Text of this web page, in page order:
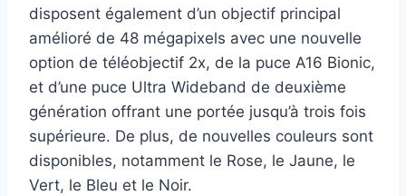
disposent également d’un objectif principal
amélioré de 48 mégapixels avec une nouvelle
option de téléobjectif 2x, de la puce A16 Bionic,
et d’une puce Ultra Wideband de deuxième
génération offrant une portée jusqu’à trois fois
supérieure. De plus, de nouvelles couleurs sont
disponibles, notamment le Rose, le Jaune, le
Vert, le Bleu et le Noir.